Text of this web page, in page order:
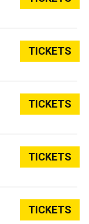
TICKETS
TICKETS
TICKETS
TICKETS